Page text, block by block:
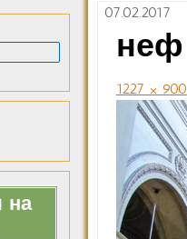
на
07.02.2017
неф
1227 × 900